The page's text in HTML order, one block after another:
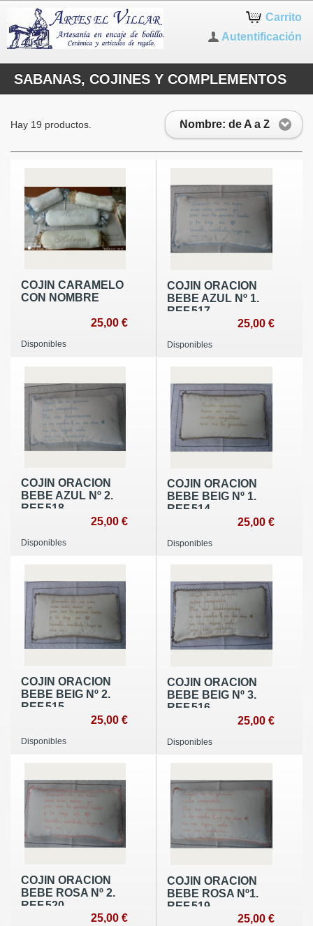
Carrito
Autentificación
SABANAS, COJINES Y COMPLEMENTOS
Nombre: de A a Z
Hay 19 productos.
COJIN CARAMELO
CON NOMBRE
25,00 €
Disponibles
COJIN ORACION
BEBE AZUL Nº 1.
REF.517
25,00 €
Disponibles
COJIN ORACION
BEBE AZUL Nº 2.
REF.518
25,00 €
Disponibles
COJIN ORACION
BEBE BEIG Nº 1.
REF.514
25,00 €
Disponibles
COJIN ORACION
BEBE BEIG Nº 2.
REF.515
25,00 €
Disponibles
COJIN ORACION
BEBE BEIG Nº 3.
REF.516
25,00 €
Disponibles
COJIN ORACION
BEBE ROSA Nº 2.
REF.520
25,00 €
COJIN ORACION
BEBE ROSA Nº1.
REF.519
25,00 €